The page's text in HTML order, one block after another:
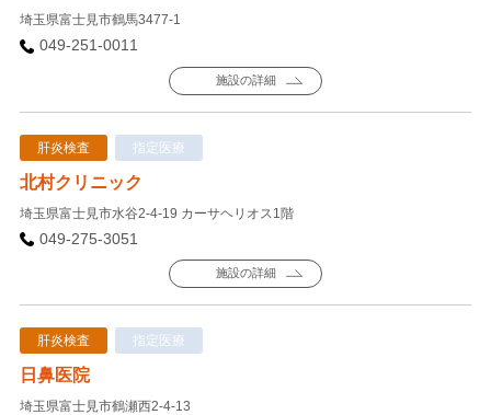
埼玉県富士見市鶴馬3477-1
049-251-0011
施設の詳細
肝炎検査 指定医療
北村クリニック
埼玉県富士見市水谷2-4-19 カーサヘリオス1階
049-275-3051
施設の詳細
肝炎検査 指定医療
日鼻医院
埼玉県富士見市鶴瀬西2-4-13